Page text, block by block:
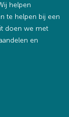
helpen
te helpen bij een
doen we met
en